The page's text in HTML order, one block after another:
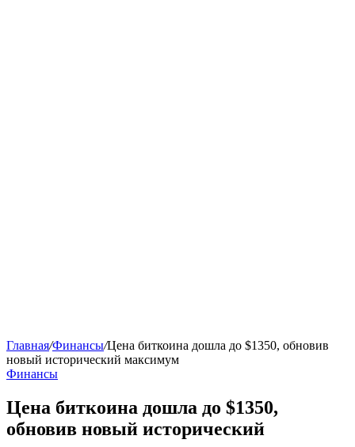
Главная/Финансы/Цена биткоина дошла до $1350, обновив
новый исторический максимум
Финансы
Цена биткоина дошла до $1350,
обновив новый исторический